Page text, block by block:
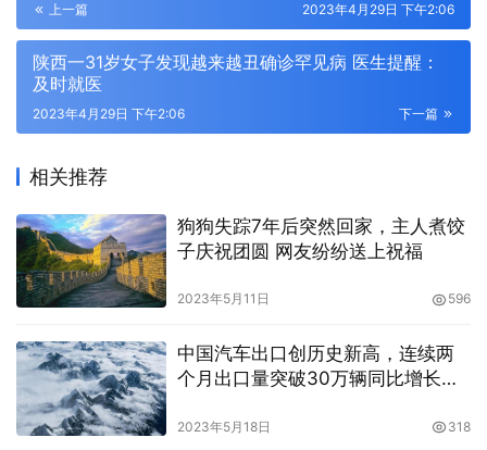
上一篇 2023年4月29日 下午2:06
陕西一31岁女子发现越来越丑确诊罕见病 医生提醒：
及时就医
下一篇
2023年4月29日 下午2:06
相关推荐
狗狗失踪7年后突然回家，主人煮饺
子庆祝团圆 网友纷纷送上祝福
2023年5月11日 596
中国汽车出口创历史新高，连续两
个月出口量突破30万辆同比增长
2023年5月18日 318